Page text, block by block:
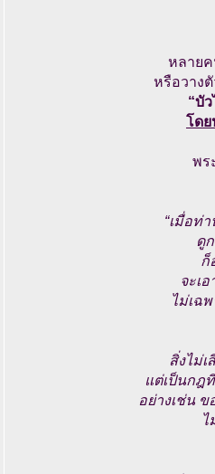
หลาย
หรือวาง
“บั
โด
พร
“เมื่อท่
ดู
ก็
จะเ
ไม่เฉ
สิ่งไม่
แต่เป็นกฎ
อย่างเช่น ข
ไ